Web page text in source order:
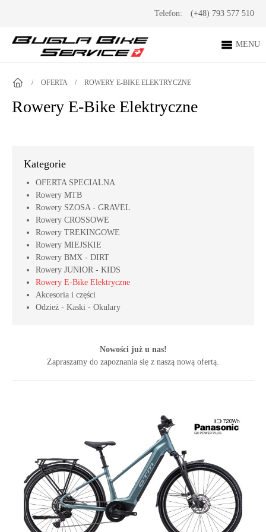
Telefon: (+48) 793 577 510
MENU
/ OFERTA / ROWERY E-BIKE ELEKTRYCZNE
Rowery E-Bike Elektryczne
Kategorie
OFERTA SPECIALNA
Rowery MTB
Rowery SZOSA - GRAVEL
Rowery CROSSOWE
Rowery TREKINGOWE
Rowery MIEJSKIE
Rowery BMX - DIRT
Rowery JUNIOR - KIDS
Rowery E-Bike Elektryczne
Akcesoria i części
Odzież - Kaski - Okulary
Nowości już u nas!
Zapraszamy do zapoznania się z naszą nową ofertą.